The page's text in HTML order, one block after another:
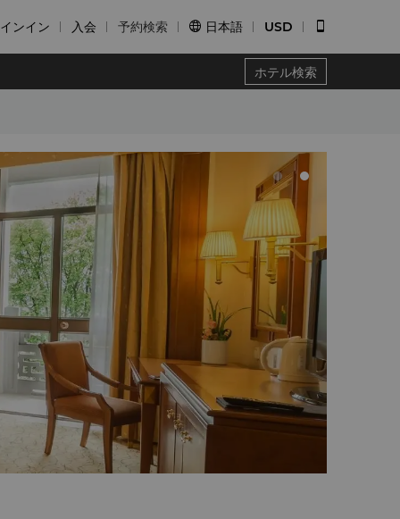
ンイン 入会 予約検索  日本語 USD
ホテル検索